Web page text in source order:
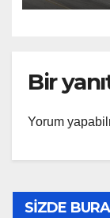
Bir
Yorum
SİZDE